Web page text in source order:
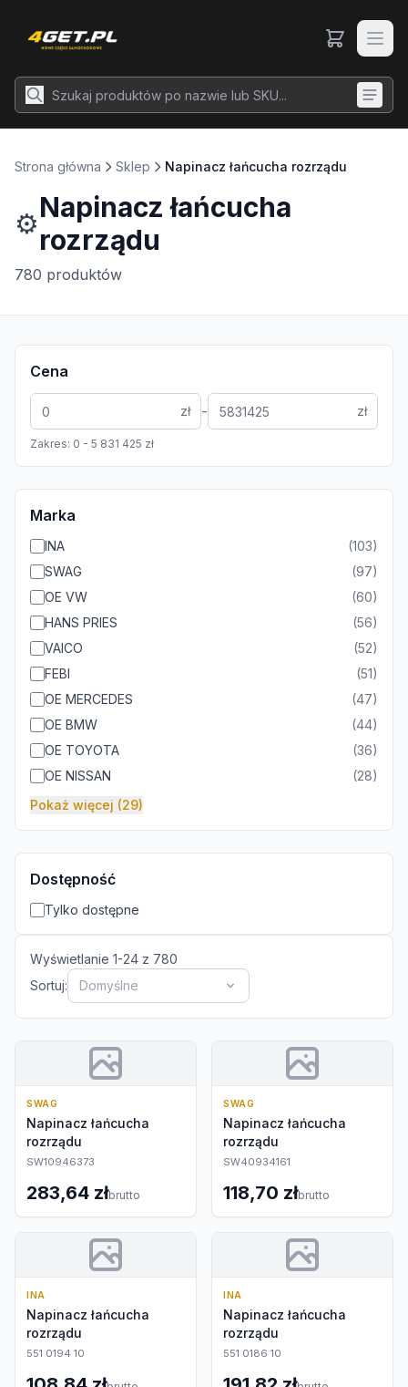
Strona główna Sklep Napinacz łańcucha rozrządu
⚙️Napinacz łańcucha
rozrządu
780 produktów
Cena
zł - zł
Zakres: 0 - 5 831 425 zł
Marka
INA (103)
SWAG
(97)
OE VW
(60)
HANS PRIES
(56)
VAICO
(52)
FEBI
(51)
OE MERCEDES
(47)
OE BMW
(44)
OE TOYOTA
(36)
OE NISSAN
(28)
Pokaż więcej (29)
Dostępność
Tylko dostępne
Wyświetlanie 1-24 z 780
Sortuj:
Domyślne
SWAG
Napinacz łańcucha
rozrządu
SW10946373
283,64 złbrutto
SWAG
Napinacz łańcucha
rozrządu
SW40934161
118,70 złbrutto
INA
Napinacz łańcucha
rozrządu
551 0194 10
INA
Napinacz łańcucha
rozrządu
551 0186 10